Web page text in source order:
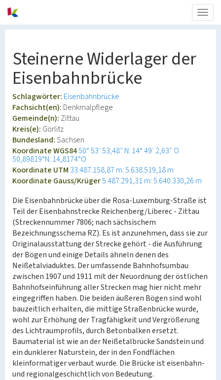
Steinerne Widerlager der
Eisenbahnbrücke
Schlagwörter: Eisenbahnbrücke
Fachsicht(en): Denkmalpflege
Gemeinde(n): Zittau
Kreis(e): Görlitz
Bundesland:Sachsen
Koordinate WGS8450° 53′ 53,48″ N: 14° 49′ 2,63″ O
50,89819°N: 14,8174°O
Koordinate UTM 33.487.158,87 m: 5.638.519,18 m
Koordinate Gauss/Krüger5.487.291,31 m: 5.640.330,26 m
Die Eisenbahnbrücke über die Rosa-Luxemburg-Straße ist
Teil der Eisenbahnstrecke Reichenberg/Liberec - Zittau
(Streckennummer 7806; nach sächsischem
Bezeichnungsschema RZ). Es ist anzunehmen, dass sie zur
Originalausstattung der Strecke gehört - die Ausführung
der Bögen und einige Details ähneln denen des
Neißetalviaduktes. Der umfassende Bahnhofsumbau
zwischen 1907 und 1911 mit der Neuordnung der östlichen
Bahnhofseinführung aller Strecken mag hier nicht mehr
eingegriffen haben. Die beiden äußeren Bögen sind wohl
bauzeitlich erhalten, die mittige Straßenbrücke wurde,
wohl zur Erhöhung der Tragfähigkeit und Vergrößerung
des Lichtraumprofils, durch Betonbalken ersetzt.
Baumaterial ist wie an der Neißetalbrücke Sandstein und
ein dunklerer Naturstein, der in den Fondflächen
kleinformatiger verbaut wurde. Die Brücke ist eisenbahn-
und regionalgeschichtlich von Bedeutung.